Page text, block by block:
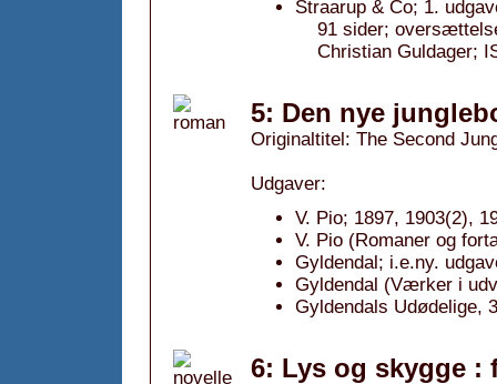
Straarup & Co; 1.
91 sider;
Christian Guldager;
5: Den nye
Originaltitel: The Second
Udgaver:
V. Pio; 1897, 1903(2),
V. Pio (Romaner og
Gyldendal; i.e.ny.
Gyldendal (Værker i
Gyldendals Udødelige,
6: Lys og skygge :